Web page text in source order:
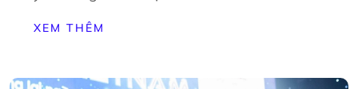
XEM THÊM